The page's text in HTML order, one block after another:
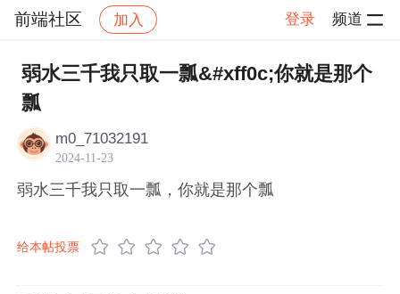
前端社区 加入 登录 频道
社区 前端社区 感慨 帖子详情
弱水三千我只取一瓢&#xff0c;你就是那个
瓢
m0_71032191
2024-11-23
弱水三千我只取一瓢，你就是那个瓢
给本帖投票